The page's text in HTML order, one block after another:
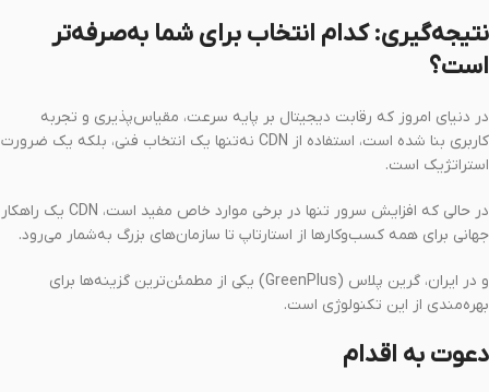
نتیجه‌گیری: کدام انتخاب برای شما به‌صرفه‌تر
است؟
در دنیای امروز که رقابت دیجیتال بر پایه سرعت، مقیاس‌پذیری و تجربه
کاربری بنا شده است، استفاده از CDN نه‌تنها یک انتخاب فنی، بلکه یک ضرورت
استراتژیک است.
در حالی که افزایش سرور تنها در برخی موارد خاص مفید است، CDN یک راهکار
جهانی برای همه کسب‌وکارها از استارتاپ تا سازمان‌های بزرگ به‌شمار می‌رود.
و در ایران، گرین پلاس (GreenPlus) یکی از مطمئن‌ترین گزینه‌ها برای
بهره‌مندی از این تکنولوژی است.
دعوت به اقدام